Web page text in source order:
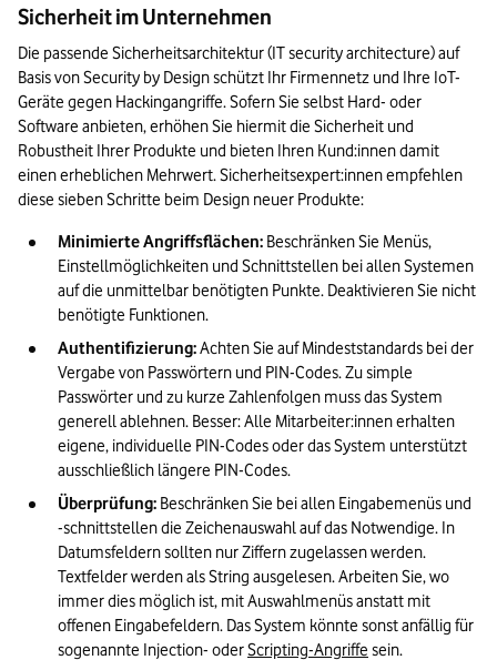
Sicherheit im Unternehmen
Die passende Sicherheitsarchitektur (IT security architecture) auf
Basis von Security by Design schützt Ihr Firmennetz und Ihre IoT-
Geräte gegen Hackingangriffe. Sofern Sie selbst Hard- oder
Software anbieten, erhöhen Sie hiermit die Sicherheit und
Robustheit Ihrer Produkte und bieten Ihren Kund:innen damit
einen erheblichen Mehrwert. Sicherheitsexpert:innen empfehlen
diese sieben Schritte beim Design neuer Produkte:
Minimierte Angriffsflächen: Beschränken Sie Menüs,
Einstellmöglichkeiten und Schnittstellen bei allen Systemen
auf die unmittelbar benötigten Punkte. Deaktivieren Sie nicht
benötigte Funktionen.
Authentifizierung: Achten Sie auf Mindeststandards bei der
Vergabe von Passwörtern und PIN-Codes. Zu simple
Passwörter und zu kurze Zahlenfolgen muss das System
generell ablehnen. Besser: Alle Mitarbeiter:innen erhalten
eigene, individuelle PIN-Codes oder das System unterstützt
ausschließlich längere PIN-Codes.
Überprüfung: Beschränken Sie bei allen Eingabemenüs und
-schnittstellen die Zeichenauswahl auf das Notwendige. In
Datumsfeldern sollten nur Ziffern zugelassen werden.
Textfelder werden als String ausgelesen. Arbeiten Sie, wo
immer dies möglich ist, mit Auswahlmenüs anstatt mit
offenen Eingabefeldern. Das System könnte sonst anfällig für
sogenannte Injection- oder Scripting-Angriffe sein.